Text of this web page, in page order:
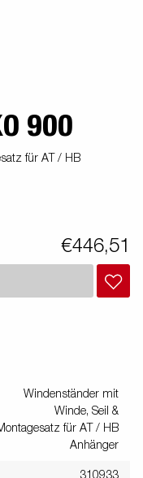
900
für AT / HB
€446,51
Windenständer mit
Winde, Seil &
für AT / HB
Anhänger
310933